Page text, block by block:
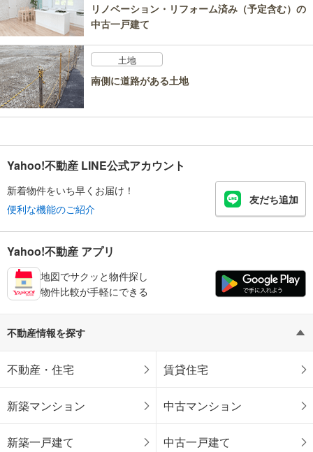
リノベーション・リフォーム済み（予定含む）の
中古一戸建て
土地
南側に道路がある土地
Yahoo!不動産 LINE公式アカウント
新着物件をいち早くお届け！
便利な機能のご紹介
友だち追加
Yahoo!不動産 アプリ
地図でサクッと物件探し
物件比較が手軽にできる
不動産情報を探す
不動産・住宅 賃貸住宅
新築マンション 中古マンション
新築一戸建て 中古一戸建て